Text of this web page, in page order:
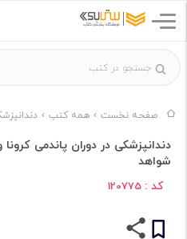
صفحه نخست همه کتب
دندانپزشکی در دوران پاندمی
شواهد
کد : 120775